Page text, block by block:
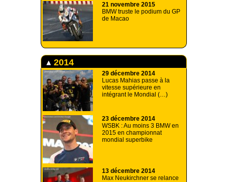
21 novembre 2015
BMW truste le podium du GP
de Macao
2014
29 décembre 2014
Lucas Mahias passe à la
vitesse supérieure en
intégrant le Mondial (…)
23 décembre 2014
WSBK : Au moins 3 BMW en
2015 en championnat
mondial superbike
13 décembre 2014
Max Neukirchner se relance